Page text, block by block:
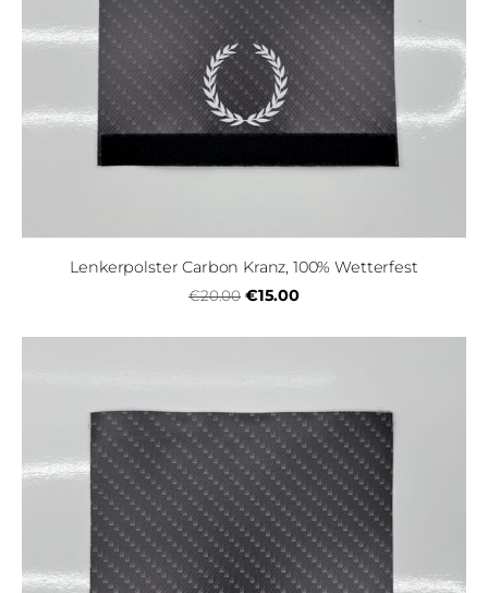
Lenkerpolster Carbon Kranz, 100% Wetterfest
€20.00 €15.00